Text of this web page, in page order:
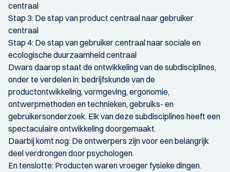
centraal
Stap 3: De stap van product centraal naar gebruiker
centraal
Stap 4: De stap van gebruiker centraal naar sociale en
ecologische duurzaamheid centraal
Dwars daarop staat de ontwikkeling van de subdisciplines,
onder te verdelen in: bedrijfskunde van de
productontwikkeling, vormgeving, ergonomie,
ontwerpmethoden en technieken, gebruiks- en
gebruikersonderzoek. Elk van deze subdisciplines heeft een
spectaculaire ontwikkeling doorgemaakt.
Daarbij komt nog: De ontwerpers zijn voor een belangrijk
deel verdrongen door psychologen.
En tenslotte: Producten waren vroeger fysieke dingen.